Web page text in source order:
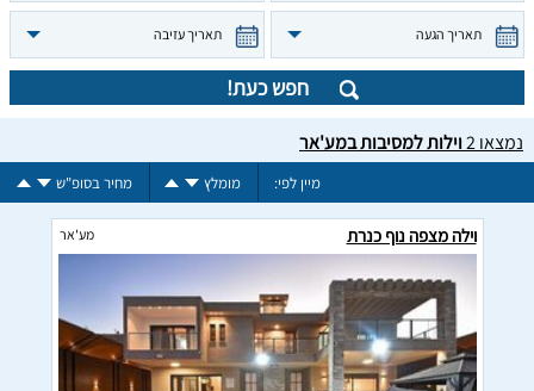
תאריך הגעה תאריך עזיבה
חפש כעת!
נמצאו2וילות למסיבות במע'אר
מיין לפי: מומלץ מחיר בסופ"ש
וילה מצפה נוף כנרת מע'אר